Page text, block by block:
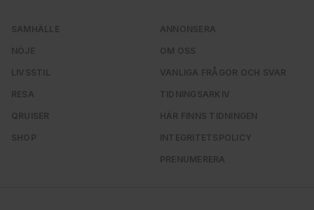
SAMHÄLLE
NÖJE
LIVSSTIL
RESA
QRUISER
SHOP
ANNONSERA
OM OSS
VANLIGA FRÅGOR OCH SVAR
TIDNINGSARKIV
HÄR FINNS TIDNINGEN
INTEGRITETSPOLICY
PRENUMERERA